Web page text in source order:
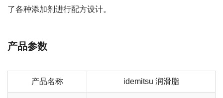
了各种添加剂进行配方设计。
产品参数
产品名称 idemitsu 润滑脂